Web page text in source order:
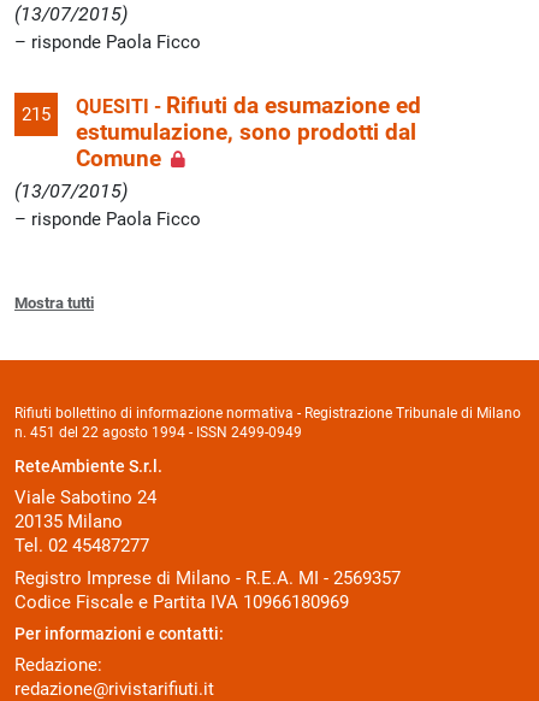
(13/07/2015)
risponde Paola Ficco
215 QUESITI - Rifiuti da esumazione ed
estumulazione, sono prodotti dal
Comune
(13/07/2015)
risponde Paola Ficco
Mostra tutti
Rifiuti bollettino di informazione normativa - Registrazione Tribunale di Milano
n. 451 del 22 agosto 1994 - ISSN 2499-0949
ReteAmbiente S.r.l.
Viale Sabotino 24
20135 Milano
Tel. 02 45487277
Registro Imprese di Milano - R.E.A. MI - 2569357
Codice Fiscale e Partita IVA 10966180969
Per informazioni e contatti:
Redazione:
redazione@rivistarifiuti.it